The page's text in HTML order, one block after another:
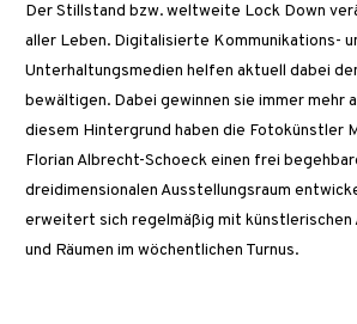
Der Stillstand bzw. weltweite Lock Down
aller Leben. Digitalisierte Kommunikations-
Unterhaltungsmedien helfen aktuell dabei
bewältigen. Dabei gewinnen sie immer mehr
diesem Hintergrund haben die Fotokünstler
Florian Albrecht-Schoeck einen frei
dreidimensionalen Ausstellungsraum
erweitert sich regelmäßig mit
und Räumen im wöchentlichen Turnus.